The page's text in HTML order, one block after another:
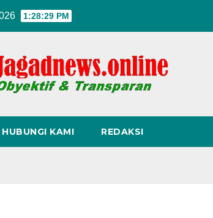
1:28:30 PM
HUBUNGI KAMI REDAKSI